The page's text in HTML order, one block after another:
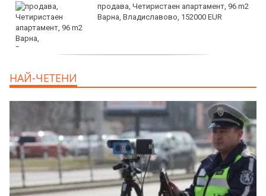
продава, Четиристаен апартамент, 96 m2
Варна, Владиславово, 152000 EUR
НАЙ-ЧЕТЕНИ